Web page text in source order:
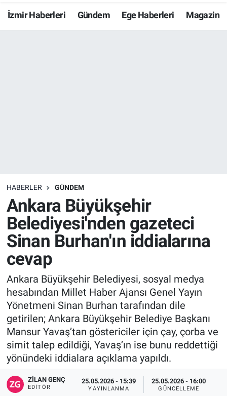
İzmir Haberleri Gündem Ege Haberleri Magazin
HABERLER GÜNDEM
Ankara Büyükşehir
Belediyesi'nden gazeteci
Sinan Burhan'ın iddialarına
cevap
Ankara Büyükşehir Belediyesi, sosyal medya
hesabından Millet Haber Ajansı Genel Yayın
Yönetmeni Sinan Burhan tarafından dile
getirilen; Ankara Büyükşehir Belediye Başkanı
Mansur Yavaş’tan göstericiler için çay, çorba ve
simit talep edildiği, Yavaş’ın ise bunu reddettiği
yönündeki iddialara açıklama yapıldı.
ZILAN GENÇ
EDITÖR
25.05.2026 - 15:39
YAYINLANMA
25.05.2026 - 16:00
GÜNCELLEME
Resmi İlanlar